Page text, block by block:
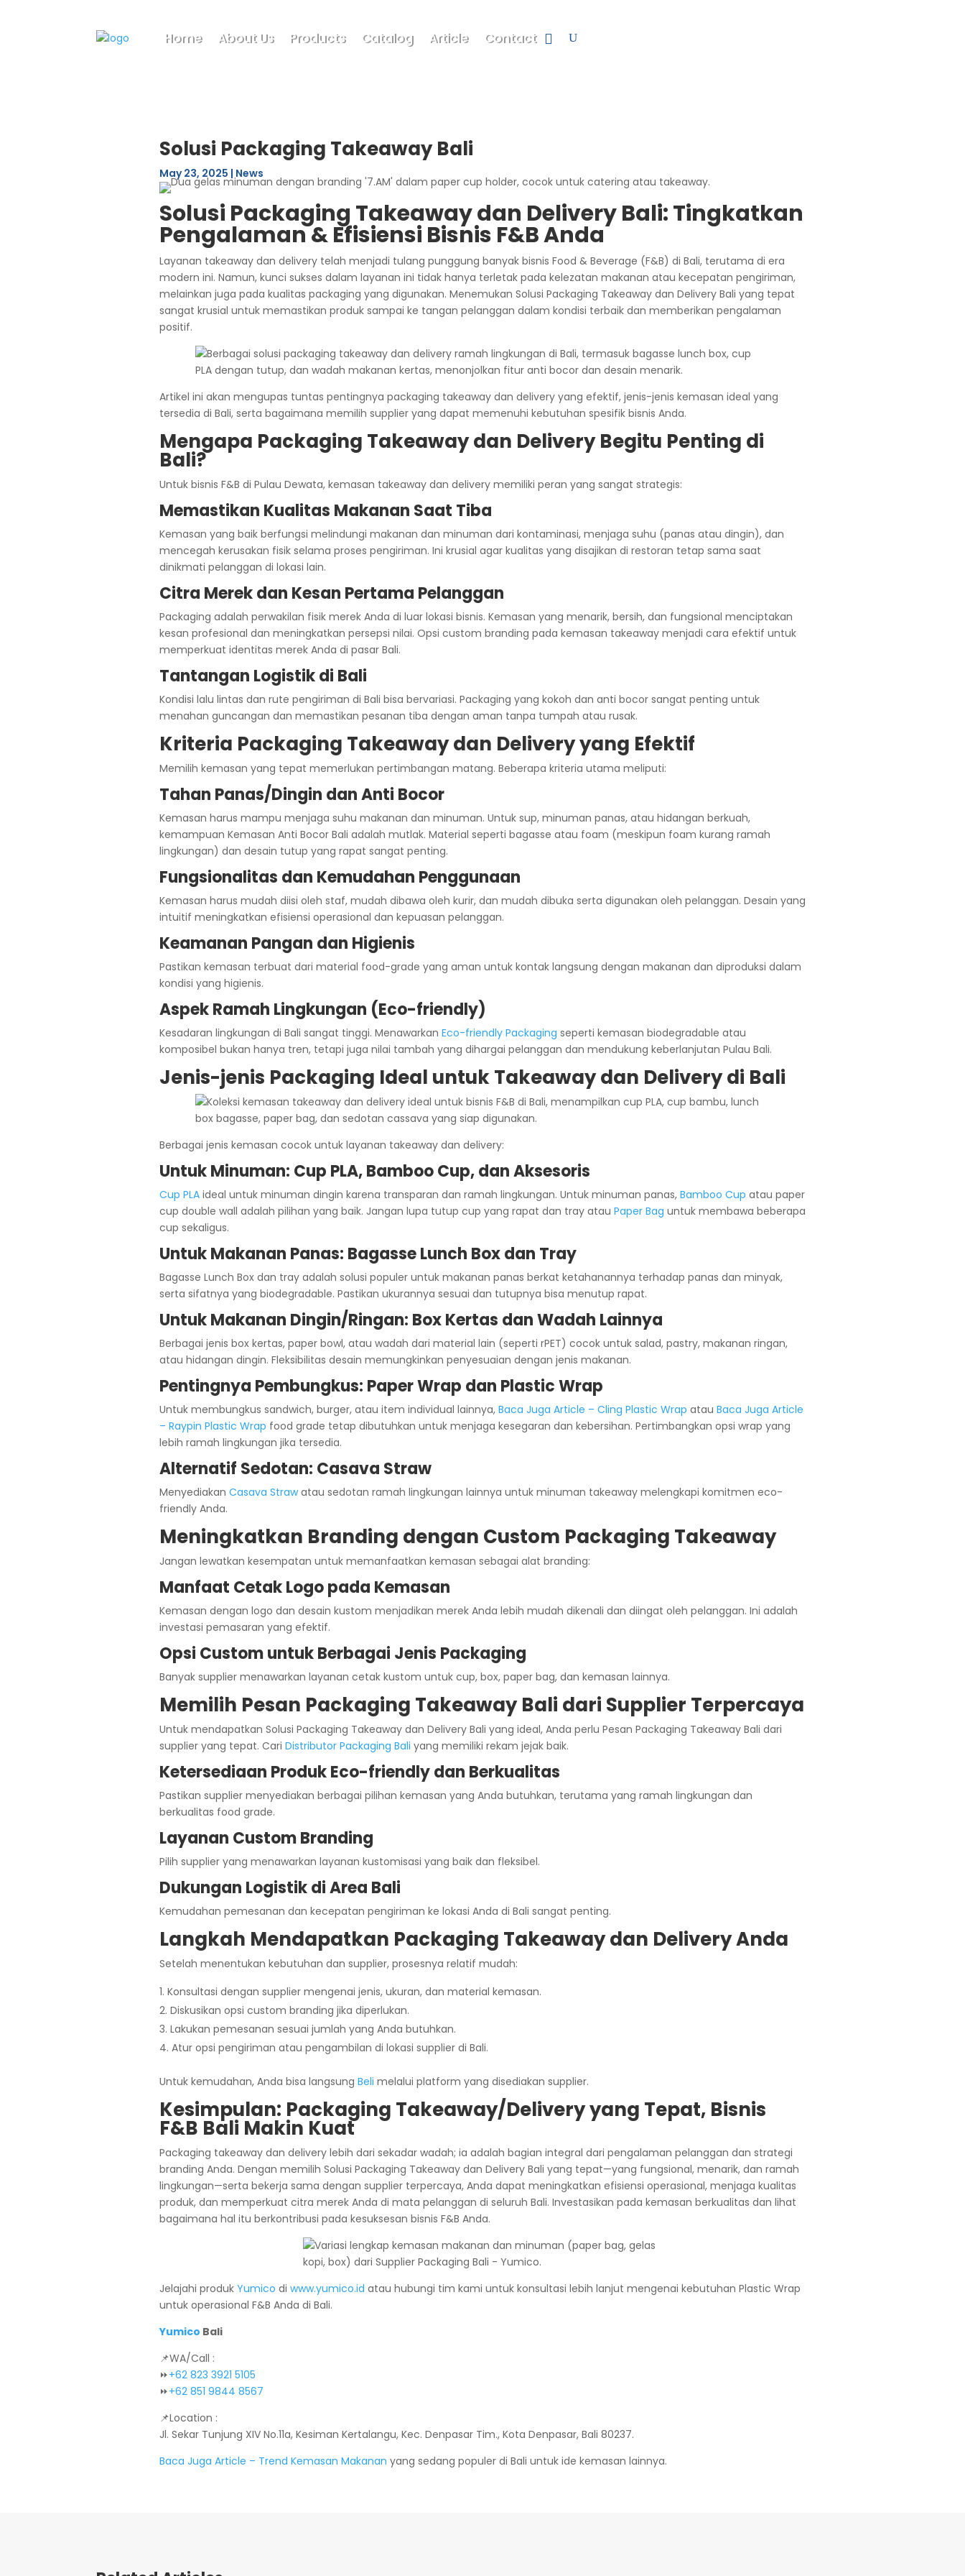
Home About Us Products Catalog Article Contact
Solusi Packaging Takeaway Bali
May 23, 2025 | News
Solusi Packaging Takeaway dan Delivery Bali: Tingkatkan
Pengalaman & Efisiensi Bisnis F&B Anda
Layanan takeaway dan delivery telah menjadi tulang punggung banyak bisnis Food & Beverage (F&B) di Bali, terutama di era
modern ini. Namun, kunci sukses dalam layanan ini tidak hanya terletak pada kelezatan makanan atau kecepatan pengiriman,
melainkan juga pada kualitas packaging yang digunakan. Menemukan Solusi Packaging Takeaway dan Delivery Bali yang tepat
sangat krusial untuk memastikan produk sampai ke tangan pelanggan dalam kondisi terbaik dan memberikan pengalaman
positif.
Artikel ini akan mengupas tuntas pentingnya packaging takeaway dan delivery yang efektif, jenis-jenis kemasan ideal yang
tersedia di Bali, serta bagaimana memilih supplier yang dapat memenuhi kebutuhan spesifik bisnis Anda.
Mengapa Packaging Takeaway dan Delivery Begitu Penting di
Bali?
Untuk bisnis F&B di Pulau Dewata, kemasan takeaway dan delivery memiliki peran yang sangat strategis:
Memastikan Kualitas Makanan Saat Tiba
Kemasan yang baik berfungsi melindungi makanan dan minuman dari kontaminasi, menjaga suhu (panas atau dingin), dan
mencegah kerusakan fisik selama proses pengiriman. Ini krusial agar kualitas yang disajikan di restoran tetap sama saat
dinikmati pelanggan di lokasi lain.
Citra Merek dan Kesan Pertama Pelanggan
Packaging adalah perwakilan fisik merek Anda di luar lokasi bisnis. Kemasan yang menarik, bersih, dan fungsional menciptakan
kesan profesional dan meningkatkan persepsi nilai. Opsi custom branding pada kemasan takeaway menjadi cara efektif untuk
memperkuat identitas merek Anda di pasar Bali.
Tantangan Logistik di Bali
Kondisi lalu lintas dan rute pengiriman di Bali bisa bervariasi. Packaging yang kokoh dan anti bocor sangat penting untuk
menahan guncangan dan memastikan pesanan tiba dengan aman tanpa tumpah atau rusak.
Kriteria Packaging Takeaway dan Delivery yang Efektif
Memilih kemasan yang tepat memerlukan pertimbangan matang. Beberapa kriteria utama meliputi:
Tahan Panas/Dingin dan Anti Bocor
Kemasan harus mampu menjaga suhu makanan dan minuman. Untuk sup, minuman panas, atau hidangan berkuah,
kemampuan Kemasan Anti Bocor Bali adalah mutlak. Material seperti bagasse atau foam (meskipun foam kurang ramah
lingkungan) dan desain tutup yang rapat sangat penting.
Fungsionalitas dan Kemudahan Penggunaan
Kemasan harus mudah diisi oleh staf, mudah dibawa oleh kurir, dan mudah dibuka serta digunakan oleh pelanggan. Desain yang
intuitif meningkatkan efisiensi operasional dan kepuasan pelanggan.
Keamanan Pangan dan Higienis
Pastikan kemasan terbuat dari material food-grade yang aman untuk kontak langsung dengan makanan dan diproduksi dalam
kondisi yang higienis.
Aspek Ramah Lingkungan (Eco-friendly)
Kesadaran lingkungan di Bali sangat tinggi. Menawarkan Eco-friendly Packaging seperti kemasan biodegradable atau
komposibel bukan hanya tren, tetapi juga nilai tambah yang dihargai pelanggan dan mendukung keberlanjutan Pulau Bali.
Jenis-jenis Packaging Ideal untuk Takeaway dan Delivery di Bali
Berbagai jenis kemasan cocok untuk layanan takeaway dan delivery:
Untuk Minuman: Cup PLA, Bamboo Cup, dan Aksesoris
Cup PLA ideal untuk minuman dingin karena transparan dan ramah lingkungan. Untuk minuman panas, Bamboo Cup atau paper
cup double wall adalah pilihan yang baik. Jangan lupa tutup cup yang rapat dan tray atau Paper Bag untuk membawa beberapa
cup sekaligus.
Untuk Makanan Panas: Bagasse Lunch Box dan Tray
Bagasse Lunch Box dan tray adalah solusi populer untuk makanan panas berkat ketahanannya terhadap panas dan minyak,
serta sifatnya yang biodegradable. Pastikan ukurannya sesuai dan tutupnya bisa menutup rapat.
Untuk Makanan Dingin/Ringan: Box Kertas dan Wadah Lainnya
Berbagai jenis box kertas, paper bowl, atau wadah dari material lain (seperti rPET) cocok untuk salad, pastry, makanan ringan,
atau hidangan dingin. Fleksibilitas desain memungkinkan penyesuaian dengan jenis makanan.
Pentingnya Pembungkus: Paper Wrap dan Plastic Wrap
Untuk membungkus sandwich, burger, atau item individual lainnya, Baca Juga Article – Cling Plastic Wrap atau Baca Juga Article
– Raypin Plastic Wrap food grade tetap dibutuhkan untuk menjaga kesegaran dan kebersihan. Pertimbangkan opsi wrap yang
lebih ramah lingkungan jika tersedia.
Alternatif Sedotan: Casava Straw
Menyediakan Casava Strawatau sedotan ramah lingkungan lainnya untuk minuman takeaway melengkapi komitmen eco-
friendly Anda.
Meningkatkan Branding dengan Custom Packaging Takeaway
Jangan lewatkan kesempatan untuk memanfaatkan kemasan sebagai alat branding:
Manfaat Cetak Logo pada Kemasan
Kemasan dengan logo dan desain kustom menjadikan merek Anda lebih mudah dikenali dan diingat oleh pelanggan. Ini adalah
investasi pemasaran yang efektif.
Opsi Custom untuk Berbagai Jenis Packaging
Banyak supplier menawarkan layanan cetak kustom untuk cup, box, paper bag, dan kemasan lainnya.
Memilih Pesan Packaging Takeaway Bali dari Supplier Terpercaya
Untuk mendapatkan Solusi Packaging Takeaway dan Delivery Bali yang ideal, Anda perlu Pesan Packaging Takeaway Bali dari
supplier yang tepat. Cari Distributor Packaging Bali yang memiliki rekam jejak baik.
Ketersediaan Produk Eco-friendly dan Berkualitas
Pastikan supplier menyediakan berbagai pilihan kemasan yang Anda butuhkan, terutama yang ramah lingkungan dan
berkualitas food grade.
Layanan Custom Branding
Pilih supplier yang menawarkan layanan kustomisasi yang baik dan fleksibel.
Dukungan Logistik di Area Bali
Kemudahan pemesanan dan kecepatan pengiriman ke lokasi Anda di Bali sangat penting.
Langkah Mendapatkan Packaging Takeaway dan Delivery Anda
Setelah menentukan kebutuhan dan supplier, prosesnya relatif mudah:
Konsultasi dengan supplier mengenai jenis, ukuran, dan material kemasan.
Diskusikan opsi custom branding jika diperlukan.
Lakukan pemesanan sesuai jumlah yang Anda butuhkan.
Atur opsi pengiriman atau pengambilan di lokasi supplier di Bali.
Untuk kemudahan, Anda bisa langsung Beli melalui platform yang disediakan supplier.
Kesimpulan: Packaging Takeaway/Delivery yang Tepat, Bisnis
F&B Bali Makin Kuat
Packaging takeaway dan delivery lebih dari sekadar wadah; ia adalah bagian integral dari pengalaman pelanggan dan strategi
branding Anda. Dengan memilih Solusi Packaging Takeaway dan Delivery Bali yang tepat—yang fungsional, menarik, dan ramah
lingkungan—serta bekerja sama dengan supplier terpercaya, Anda dapat meningkatkan efisiensi operasional, menjaga kualitas
produk, dan memperkuat citra merek Anda di mata pelanggan di seluruh Bali. Investasikan pada kemasan berkualitas dan lihat
bagaimana hal itu berkontribusi pada kesuksesan bisnis F&B Anda.
Jelajahi produk Yumico di www.yumico.id atau hubungi tim kami untuk konsultasi lebih lanjut mengenai kebutuhan Plastic Wrap
untuk operasional F&B Anda di Bali.
Yumico Bali
📌WA/Call :
⏩+62 823 3921 5105
⏩+62 851 9844 8567
📌Location :
Jl. Sekar Tunjung XIV No.11a, Kesiman Kertalangu, Kec. Denpasar Tim., Kota Denpasar, Bali 80237.
Baca Juga Article – Trend Kemasan Makanan yang sedang populer di Bali untuk ide kemasan lainnya.